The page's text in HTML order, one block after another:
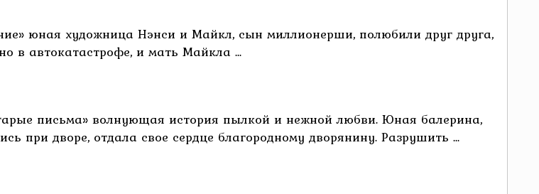
юная художница Нэнси и Майкл, сын миллионерши, полюбили друг друга,
в автокатастрофе, и мать Майкла ...
письма» волнующая история пылкой и нежной любви. Юная балерина,
при дворе, отдала свое сердце благородному дворянину. Разрушить ...